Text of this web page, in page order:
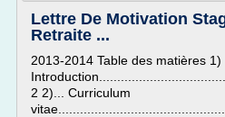
Lettre De Motivation
Retraite ...
2013-2014 Table des matières 1)
2 2)... Curriculum